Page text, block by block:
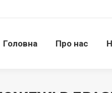
Головна Про нас
Про нас